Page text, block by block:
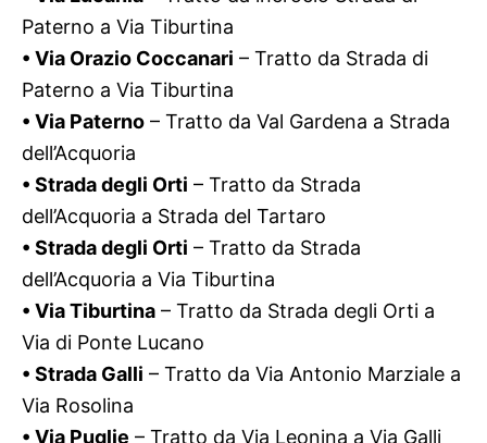
Paterno a Via Tiburtina
• Via Orazio Coccanari – Tratto da Strada di
Paterno a Via Tiburtina
• Via Paterno – Tratto da Val Gardena a Strada
dell’Acquoria
• Strada degli Orti – Tratto da Strada
dell’Acquoria a Strada del Tartaro
• Strada degli Orti – Tratto da Strada
dell’Acquoria a Via Tiburtina
• Via Tiburtina – Tratto da Strada degli Orti a
Via di Ponte Lucano
• Strada Galli – Tratto da Via Antonio Marziale a
Via Rosolina
• Via Puglie – Tratto da Via Leonina a Via Galli